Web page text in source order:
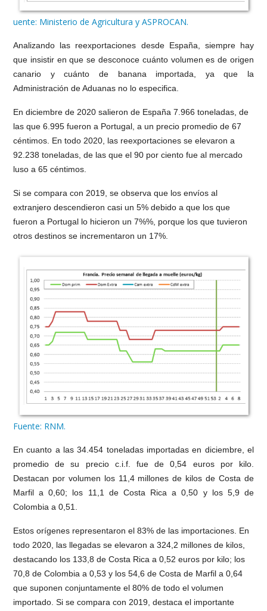
uente: Ministerio de Agricultura y ASPROCAN.
Analizando las reexportaciones desde España, siempre hay
que insistir en que se desconoce cuánto volumen es de origen
canario y cuánto de banana importada, ya que la
Administración de Aduanas no lo especifica.
En diciembre de 2020 salieron de España 7.966 toneladas, de
las que 6.995 fueron a Portugal, a un precio promedio de 67
céntimos. En todo 2020, las reexportaciones se elevaron a
92.238 toneladas, de las que el 90 por ciento fue al mercado
luso a 65 céntimos.
Si se compara con 2019, se observa que los envíos al
extranjero descendieron casi un 5% debido a que los que
fueron a Portugal lo hicieron un 7%%, porque los que tuvieron
otros destinos se incrementaron un 17%.
Fuente: RNM.
En cuanto a las 34.454 toneladas importadas en diciembre, el
promedio de su precio c.i.f. fue de 0,54 euros por kilo.
Destacan por volumen los 11,4 millones de kilos de Costa de
Marfil a 0,60; los 11,1 de Costa Rica a 0,50 y los 5,9 de
Colombia a 0,51.
Estos orígenes representaron el 83% de las importaciones. En
todo 2020, las llegadas se elevaron a 324,2 millones de kilos,
destacando los 133,8 de Costa Rica a 0,52 euros por kilo; los
70,8 de Colombia a 0,53 y los 54,6 de Costa de Marfil a 0,64
que suponen conjuntamente el 80% de todo el volumen
importado. Si se compara con 2019, destaca el importante